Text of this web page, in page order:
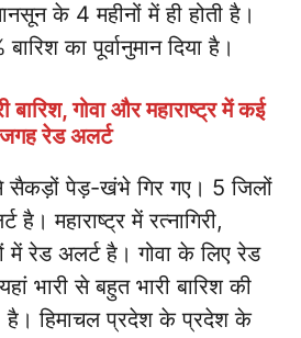
के 4 महीनों में ही होती है।
का पूर्वानुमान दिया है।
बारिश, गोवा और महाराष्ट्र में कई
रेड अलर्ट
सैकड़ों पेड़-खंभे गिर गए। 5 जिलों
महाराष्ट्र में रत्नागिरी,
में रेड अलर्ट है। गोवा के लिए रेड
भारी से बहुत भारी बारिश की
है। हिमाचल प्रदेश के प्रदेश के